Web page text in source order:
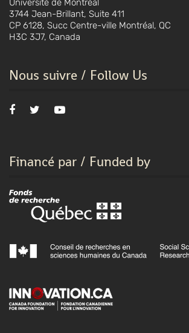
Université de Montréal
3744 Jean-Brillant, Suite 411
CP 6128, Succ Centre-ville Montréal, QC
H3C 3J7, Canada
Nous suivre / Follow Us
Financé par / Funded by